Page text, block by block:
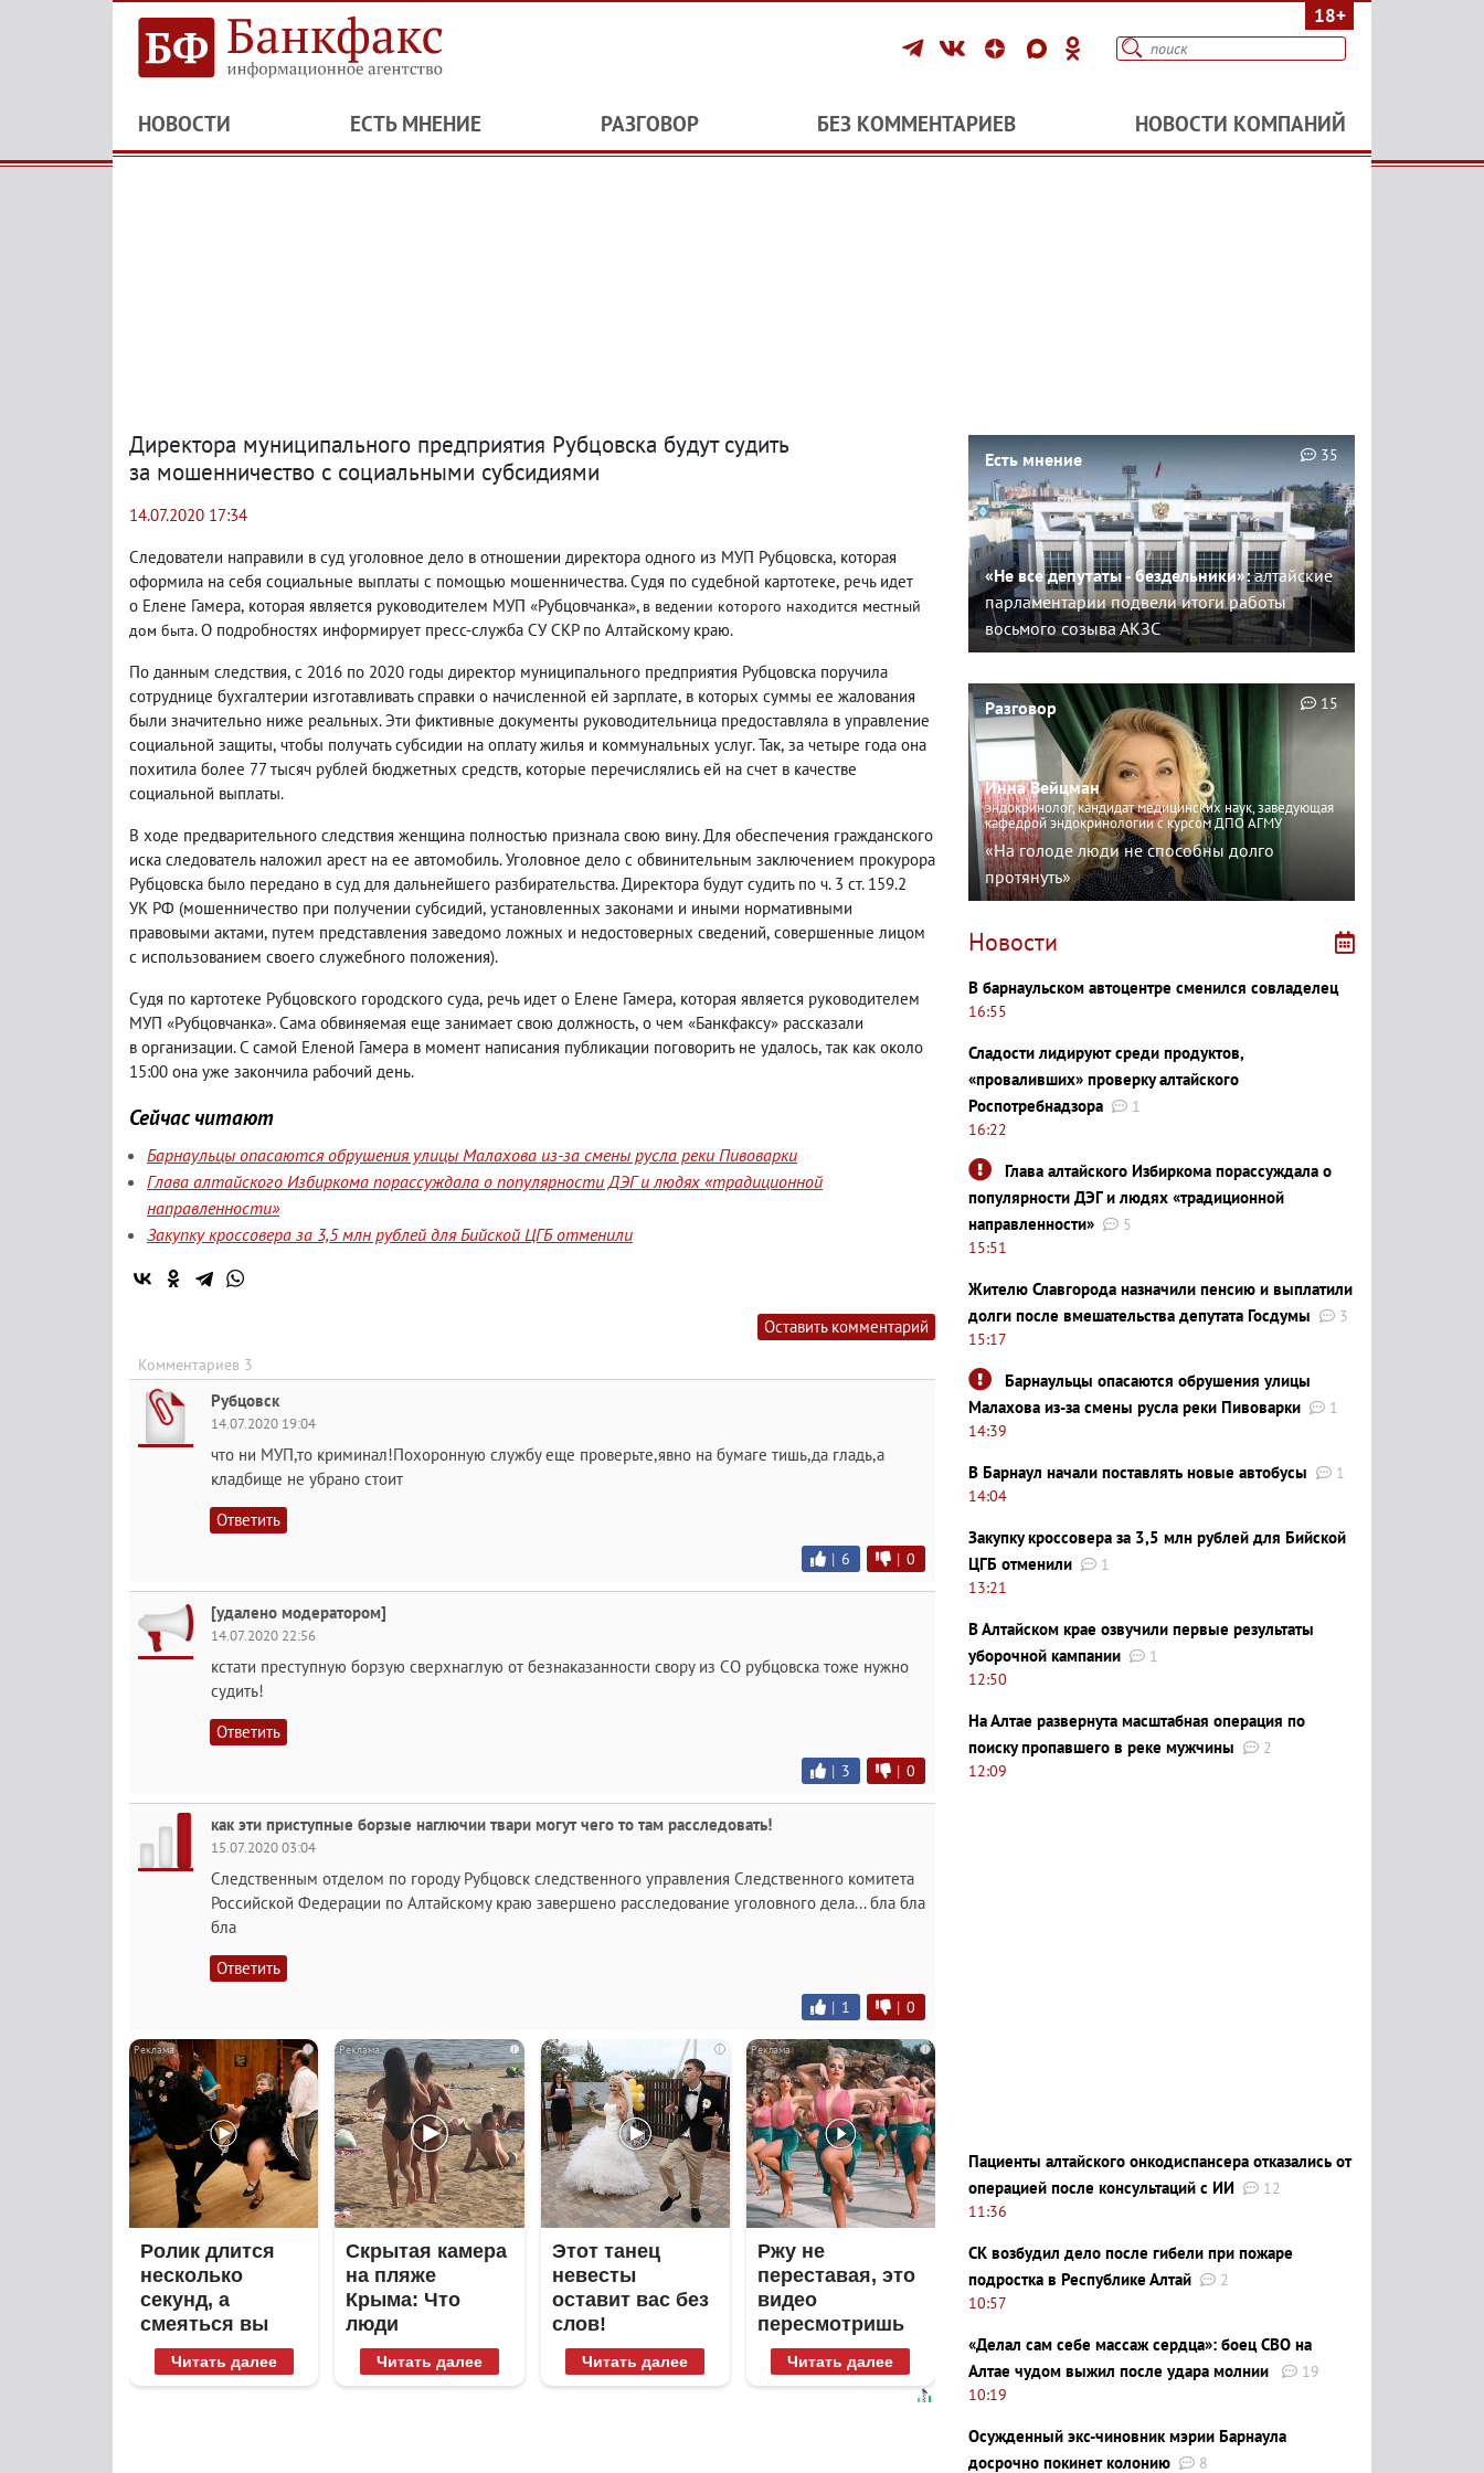
18+
НОВОСТИ ЕСТЬ МНЕНИЕ РАЗГОВОР БЕЗ КОММЕНТАРИЕВ НОВОСТИ КОМПАНИЙ
Директора муниципального предприятия Рубцовска будут судить
за мошенничество с социальными субсидиями
14.07.2020 17:34
Следователи направили в суд уголовное дело в отношении директора одного из МУП Рубцовска, которая
оформила на себя социальные выплаты с помощью мошенничества. Судя по судебной картотеке, речь идет
о Елене Гамера, которая является руководителем МУП «Рубцовчанка», в ведении которого находится местный
дом быта. О подробностях информирует пресс-служба СУ СКР по Алтайскому краю.
По данным следствия, с 2016 по 2020 годы директор муниципального предприятия Рубцовска поручила
сотруднице бухгалтерии изготавливать справки о начисленной ей зарплате, в которых суммы ее жалования
были значительно ниже реальных. Эти фиктивные документы руководительница предоставляла в управление
социальной защиты, чтобы получать субсидии на оплату жилья и коммунальных услуг. Так, за четыре года она
похитила более 77 тысяч рублей бюджетных средств, которые перечислялись ей на счет в качестве
социальной выплаты.
В ходе предварительного следствия женщина полностью признала свою вину. Для обеспечения гражданского
иска следователь наложил арест на ее автомобиль. Уголовное дело с обвинительным заключением прокурора
Рубцовска было передано в суд для дальнейшего разбирательства. Директора будут судить по ч. 3 ст. 159.2
УК РФ (мошенничество при получении субсидий, установленных законами и иными нормативными
правовыми актами, путем представления заведомо ложных и недостоверных сведений, совершенные лицом
с использованием своего служебного положения).
Судя по картотеке Рубцовского городского суда, речь идет о Елене Гамера, которая является руководителем
МУП «Рубцовчанка». Сама обвиняемая еще занимает свою должность, о чем «Банкфаксу» рассказали
в организации. С самой Еленой Гамера в момент написания публикации поговорить не удалось, так как около
15:00 она уже закончила рабочий день.
Сейчас читают
Барнаульцы опасаются обрушения улицы Малахова из-за смены русла реки Пивоварки
Глава алтайского Избиркома порассуждала о популярности ДЭГ и людях «традиционной
направленности»
Закупку кроссовера за 3,5 млн рублей для Бийской ЦГБ отменили
Оставить комментарий
Комментариев 3
Рубцовск
14.07.2020 19:04
что ни МУП,то криминал!Похоронную службу еще проверьте,явно на бумаге тишь,да гладь,а
кладбище не убрано стоит
Ответить
| 6 | 0
[удалено модератором]
14.07.2020 22:56
кстати преступную борзую сверхнаглую от безнаказанности свору из СО рубцовска тоже нужно
судить!
Ответить
| 3 | 0
как эти приступные борзые наглючии твари могут чего то там расследовать!
15.07.2020 03:04
Следственным отделом по городу Рубцовск следственного управления Следственного комитета
Российской Федерации по Алтайскому краю завершено расследование уголовного дела... бла бла
бла
Ответить
| 1 | 0
i
Ролик длится
несколько
секунд, а
смеяться вы
будете долго
Читать далее
i
Скрытая камера
на пляже
Крыма: Что
люди
вытворяют,
когда их не
Читать далее
i
Этот танец
невесты
оставит вас без
слов!
Пересмотрела
10 раз
Читать далее
i
Ржу не
переставая, это
видео
пересмотришь
не раз
Читать далее
Есть мнение
«Не все депутаты - бездельники»:алтайские
парламентарии подвели итоги работы
восьмого созыва АКЗС
35
Разговор
Инна Вейцман
эндокринолог, кандидат медицинских наук, заведующая
кафедрой эндокринологии с курсом ДПО АГМУ
«На голоде люди не способны долго
протянуть»
15
Новости
В барнаульском автоцентре сменился совладелец
16:55
Сладости лидируют среди продуктов,
«проваливших» проверку алтайского
Роспотребнадзора
1
16:22
Глава алтайского Избиркома порассуждала о
популярности ДЭГ и людях «традиционной
направленности»
5
15:51
Жителю Славгорода назначили пенсию и выплатили
долги после вмешательства депутата Госдумы
3
15:17
Барнаульцы опасаются обрушения улицы
Малахова из-за смены русла реки Пивоварки
1
14:39
В Барнаул начали поставлять новые автобусы
1
14:04
Закупку кроссовера за 3,5 млн рублей для Бийской
ЦГБ отменили
1
13:21
В Алтайском крае озвучили первые результаты
уборочной кампании
1
12:50
На Алтае развернута масштабная операция по
поиску пропавшего в реке мужчины
2
12:09
Пациенты алтайского онкодиспансера отказались от
операцией после консультаций с ИИ
12
11:36
СК возбудил дело после гибели при пожаре
подростка в Республике Алтай
2
10:57
«Делал сам себе массаж сердца»: боец СВО на
Алтае чудом выжил после удара молнии
19
10:19
Осужденный экс-чиновник мэрии Барнаула
досрочно покинет колонию
8